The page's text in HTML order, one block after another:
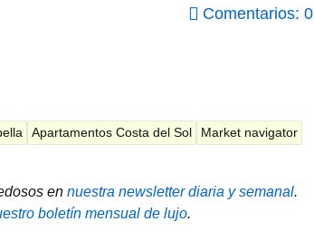
Comentarios: 0
Apartamentos Costa del Sol Market navigator
en nuestra newsletter diaria y semanal.
boletín mensual de lujo.